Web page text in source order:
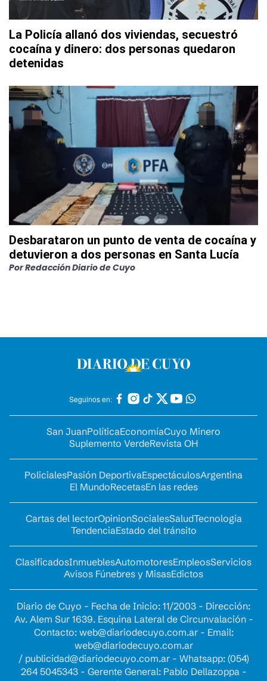
La Policía allanó dos viviendas, secuestró
cocaína y dinero: dos personas quedaron
detenidas
Desbarataron un punto de venta de cocaína y
detuvieron a dos personas en Santa Lucía
PorRedacción Diario de Cuyo
Seguinos en:
San JuanPolíticaEconomíaCuyo Minero
Suplemento VerdeRevista OH
PolicialesPasión DeportivaEspectáculosArgentina
El MundoRecetasEn las redes
Cartas del lectorOpinionSocialesSaludTecnología
TendenciaEstado del tránsito
ClasificadosInmueblesAutomotoresEmpleosServicios
Avisos Fúnebres y MisasEdictos
Diario de Cuyo - Fecha de Inicio: 11/2003 - Dirección:
Av. Alem Sur 1639. Esquina Lateral de Circunvalación -
Contacto: web@diariodecuyo.com.ar- Email:
web@diariodecuyo.com.ar
/ publicidad@diariodecuyo.com.ar- Whatsapp: (054)
264 5045343 - Gerente General: Pablo Dellazoppa -